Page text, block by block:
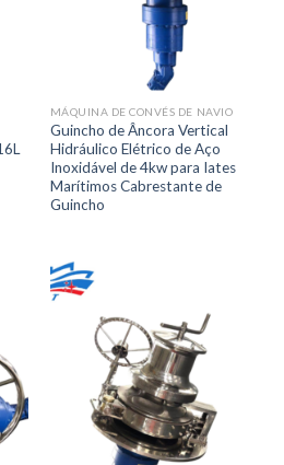
MÁQUINA DE CONVÉS DE NAVIO
Guincho de Âncora Vertical
Hidráulico Elétrico de Aço
Inoxidável de 4kw para Iates
Marítimos Cabrestante de
Guincho